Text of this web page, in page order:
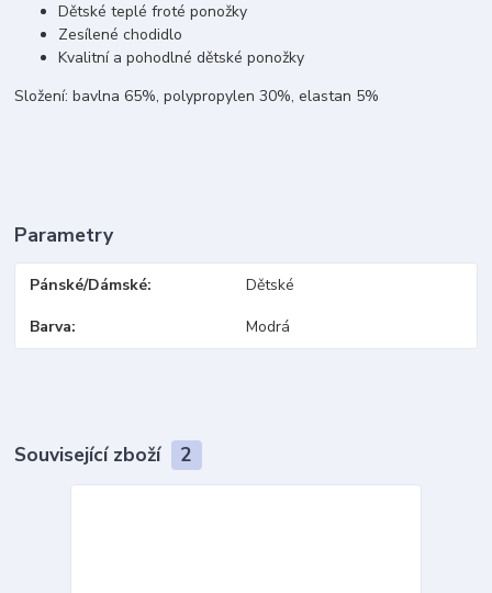
Dětské teplé froté ponožky
Zesílené chodidlo
Kvalitní a pohodlné dětské ponožky
Složení: bavlna 65%, polypropylen 30%, elastan 5%
Parametry
Pánské/Dámské Dětské
Barva Modrá
Související zboží 2